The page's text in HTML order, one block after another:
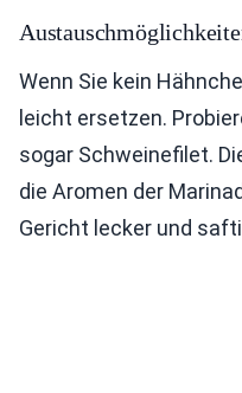
Wenn Sie kein
leicht ersetzen.
sogar Schweinefilet.
die Aromen der
Gericht lecker und